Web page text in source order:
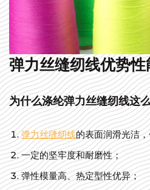
弹力丝缝纫线优势性
为什么涤纶弹力丝缝纫线这
弹力丝缝纫线的表面润滑光洁
一定的坚牢度和耐磨性；
弹性模量高、热定型性优异；